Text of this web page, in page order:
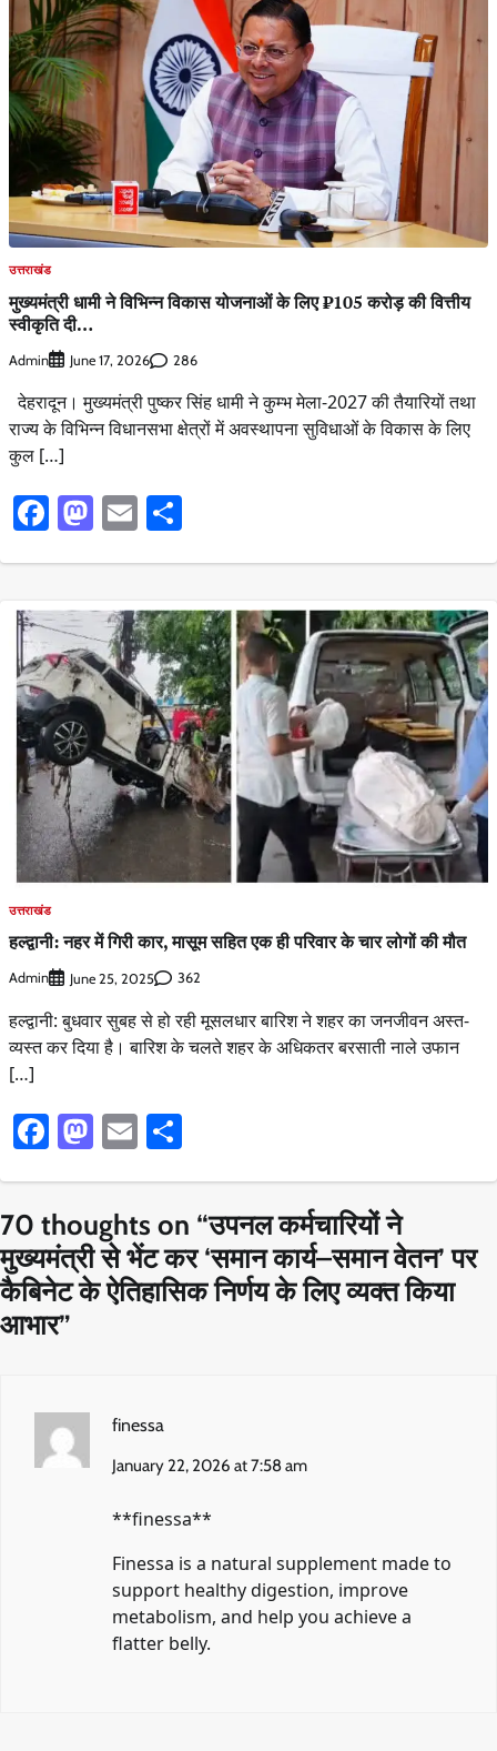
उत्तराखंड
मुख्यमंत्री धामी ने विभिन्न विकास योजनाओं के लिए ₹105 करोड़ की वित्तीय
स्वीकृति दी…
Admin June 17, 2026 286
देहरादून। मुख्यमंत्री पुष्कर सिंह धामी ने कुम्भ मेला-2027 की तैयारियों तथा
राज्य के विभिन्न विधानसभा क्षेत्रों में अवस्थापना सुविधाओं के विकास के लिए
कुल […]
Facebook
Mastodon
Email
उत्तराखंड
हल्द्वानी: नहर में गिरी कार, मासूम सहित एक ही परिवार के चार लोगों की मौत
Admin June 25, 2025 362
हल्द्वानी: बुधवार सुबह से हो रही मूसलधार बारिश ने शहर का जनजीवन अस्त-
व्यस्त कर दिया है। बारिश के चलते शहर के अधिकतर बरसाती नाले उफान
[…]
Facebook
Mastodon
Email
70 thoughts on “उपनल कर्मचारियों ने
मुख्यमंत्री से भेंट कर ‘समान कार्य–समान वेतन’ पर
कैबिनेट के ऐतिहासिक निर्णय के लिए व्यक्त किया
आभार”
finessa
January 22, 2026 at 7:58 am
**finessa**
Finessa is a natural supplement made to
support healthy digestion, improve
metabolism, and help you achieve a
flatter belly.